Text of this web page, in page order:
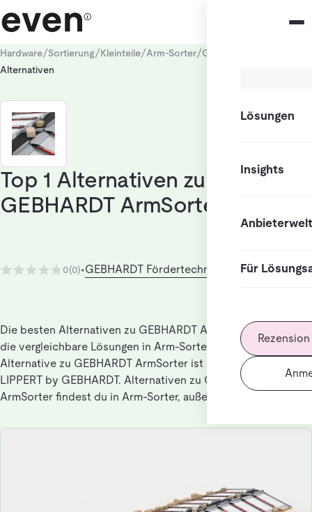
Lösungen
Insights
Anbieterwelt
Für
Hardware/Sortierung/Kleinteile/Arm-Sorter/GEBHARDT ArmSorter
Alternativen
Top 1 Alternativen zu
GEBHARDT ArmSorter
0(0)•GEBHARDT Fördertechnik GmbH
Die besten Alternativen zu GEBHARDT ArmSorter für Nutzer,
die vergleichbare Lösungen in Arm-Sorter suchen. Die beste
Alternative zu GEBHARDT ArmSorter ist ROTA-Sorter®
LIPPERT by GEBHARDT. Alternativen zu GEBHARDT
ArmSorter findest du in Arm-Sorter, außerdem in Hardware.